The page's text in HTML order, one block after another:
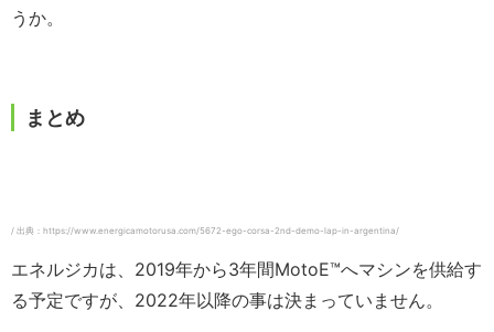
うか。
まとめ
/ 出典：https://www.energicamotorusa.com/5672-ego-corsa-2nd-demo-lap-in-argentina/
エネルジカは、2019年から3年間MotoE™️へマシンを供給す
る予定ですが、2022年以降の事は決まっていません。